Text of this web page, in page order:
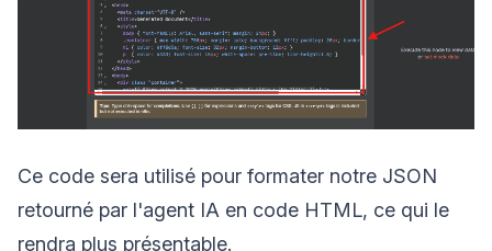
Ce code sera utilisé pour formater notre JSON
retourné par l'agent IA en code HTML, ce qui le
rendra plus présentable.